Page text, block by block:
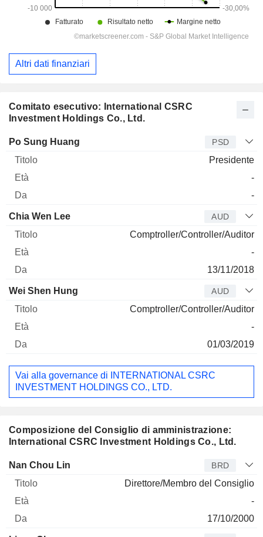
Comitato esecutivo: International CSRC
Investment Holdings Co., Ltd.
Manager Titolo
Po Sung Huang PSD
Presidente
-
-
Chia Wen Lee AUD
Comptroller/Controller/Auditor
-
13/11/2018
Wei Shen Hung AUD
Comptroller/Controller/Auditor
-
01/03/2019
Vai alla governance di INTERNATIONAL CSRC
INVESTMENT HOLDINGS CO., LTD.
Composizione del Consiglio di amministrazione:
International CSRC Investment Holdings Co., Ltd.
Amministratore
Nan Chou Lin BRD
Direttore/Membro del Consiglio
-
17/10/2000
Altri dati finanziari